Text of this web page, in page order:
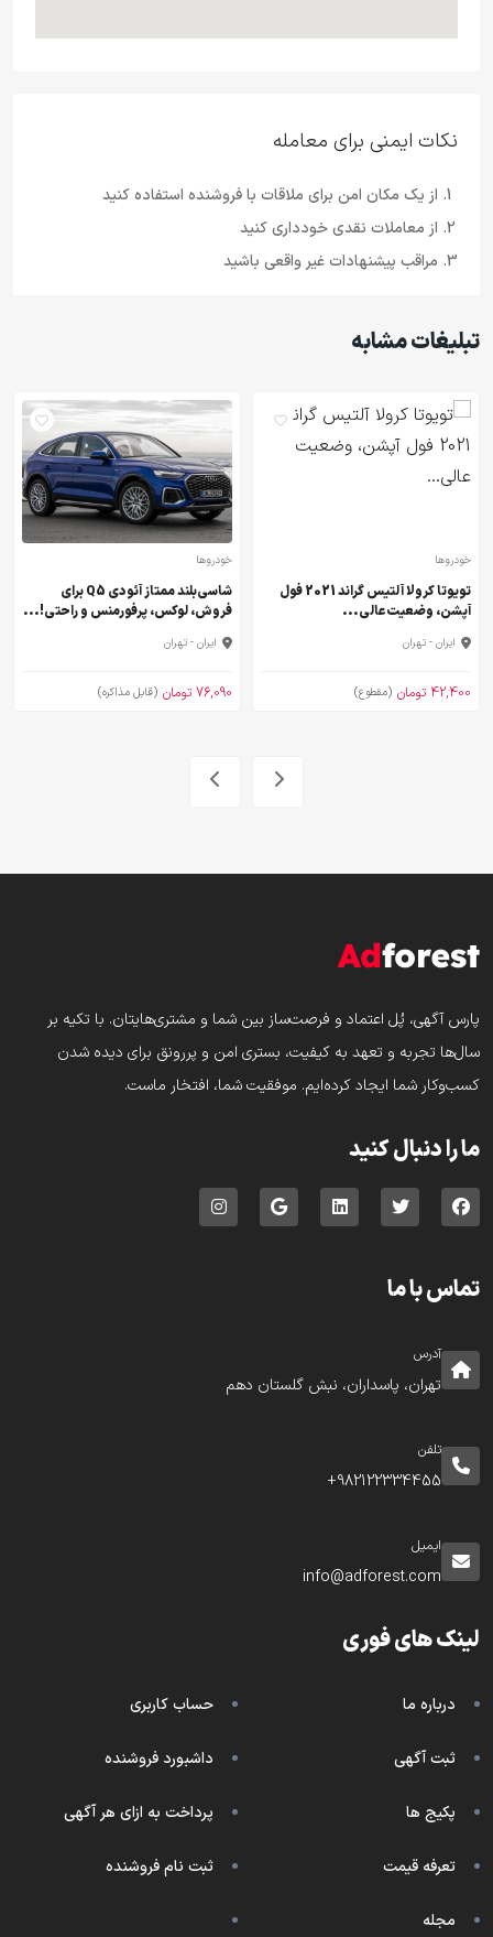
نکات ایمنی برای معامله
از یک مکان امن برای ملاقات با فروشنده استفاده کنید
از معاملات نقدی خودداری کنید
مراقب پیشنهادات غیر واقعی باشید
تبلیغات مشابه
خودروها
تویوتا کرولا آلتیس گراند 2021 فول
آپشن، وضعیت عالی...
ایران - تهران
42,400 تومان (مقطوع)
خودروها
شاسی‌بلند ممتاز آئودی Q5 برای
فروش، لوکس، پرفورمنس و راحتی!...
ایران - تهران
76,090 تومان (قابل مذاکره)
پارس‌ آگهی، پُل اعتماد و فرصت‌ساز بین شما و مشتری‌هایتان. با تکیه بر
سال‌ها تجربه و تعهد به کیفیت، بستری امن و پررونق برای دیده شدن
کسب‌وکار شما ایجاد کرده‌ایم. موفقیت شما، افتخار ماست.
ما را دنبال کنید
تماس با ما
آدرس
تهران، پاسداران، نبش گلستان دهم
تلفن
982122334455+
ایمیل
info@adforest.com
لینک های فوری
درباره ما
ثبت آگهی
پکیج ها
تعرفه قیمت
مجله
حساب کاربری
داشبورد فروشنده
پرداخت به ازای هر آگهی
ثبت نام فروشنده